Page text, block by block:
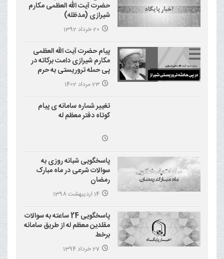
حضرت آیت الله العظمی مکارم
شیرازی (مدظله)
20 خرداد 1392
پیام حضرت آیت الله العظمی
مکارم شیرازی دامت برکاته در
پی حمله تروریستی به حرم
احمد بن موسی علیه السلام
(شاهچراغ)
23 مرداد 1402
تغییر شماره سامانه ی پیام
کوتاه دفتر معظم له
پاسخگویی شبانه روزی به
سوالات شرعی در ماه مبارک
رمضان
14 اردیبهشت 1398
پاسخگویی 24 ساعته به سوالات
مقلدین معظم له از طریق سامانه
برخط
27 خرداد 1394